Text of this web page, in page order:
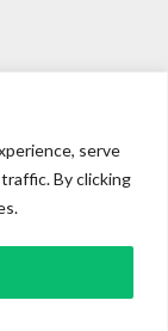
serve
By clicking